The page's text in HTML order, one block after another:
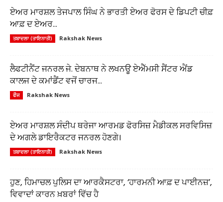
ਏਅਰ ਮਾਰਸ਼ਲ ਤੇਜਪਾਲ ਸਿੰਘ ਨੇ ਭਾਰਤੀ ਏਅਰ ਫੋਰਸ ਦੇ ਡਿਪਟੀ ਚੀਫ਼
ਆਫ਼ ਦ ਏਅਰ...
ਤਬਾਦਲਾ (ਤਾਇਨਾਤੀ) Rakshak News
ਲੈਫਟੀਨੈਂਟ ਜਨਰਲ ਜੇ. ਦੇਬਨਾਥ ਨੇ ਲਖਨਊ ਏਐੱਮਸੀ ਸੈਂਟਰ ਐਂਡ
ਕਾਲਜ ਦੇ ਕਮਾਂਡੈਂਟ ਵਜੋਂ ਚਾਰਜ...
ਫੌਜ Rakshak News
ਏਅਰ ਮਾਰਸ਼ਲ ਸੰਦੀਪ ਥਰੇਜਾ ਆਰਮਡ ਫੋਰਸਿਜ਼ ਮੈਡੀਕਲ ਸਰਵਿਸਿਜ਼
ਦੇ ਅਗਲੇ ਡਾਇਰੈਕਟਰ ਜਨਰਲ ਹੋਣਗੇ।
ਤਬਾਦਲਾ (ਤਾਇਨਾਤੀ) Rakshak News
ਹੁਣ, ਹਿਮਾਚਲ ਪੁਲਿਸ ਦਾ ਆਰਕੈਸਟਰਾ, ‘ਹਾਰਮਨੀ ਆਫ਼ ਦ ਪਾਈਨਜ਼’,
ਵਿਵਾਦਾਂ ਕਾਰਨ ਖ਼ਬਰਾਂ ਵਿੱਚ ਹੈ